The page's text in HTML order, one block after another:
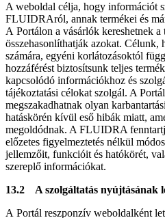
A weboldal célja, hogy információt
FLUIDRAról, annak termékei és
A Portálon a vásárlók kereshetnek a
összehasonlíthatják azokat.
számára, egyéni korlátozásoktól
hozzáférést biztosítsunk teljes
kapcsolódó információkhoz és
tájékoztatási célokat szolgál. A
megszakadhatnak olyan
hatáskörén kívül eső hibák miatt,
megoldódnak. A FLUIDRA
előzetes figyelmeztetés nélkül
jellemzőit, funkcióit és hatókörét,
szereplő információkat.
13.2 A szolgáltatás nyújtásának
A Portál reszponzív weboldalként